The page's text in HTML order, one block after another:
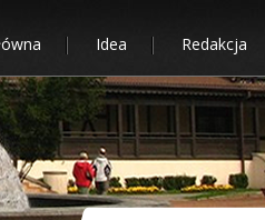
Idea Redakcja